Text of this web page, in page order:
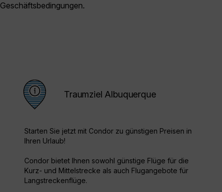
Geschäftsbedingungen.
Traumziel Albuquerque
Starten Sie jetzt mit Condor zu günstigen Preisen in
Ihren Urlaub!
Condor bietet Ihnen sowohl günstige Flüge für die
Kurz- und Mittelstrecke als auch Flugangebote für
Langstreckenflüge.